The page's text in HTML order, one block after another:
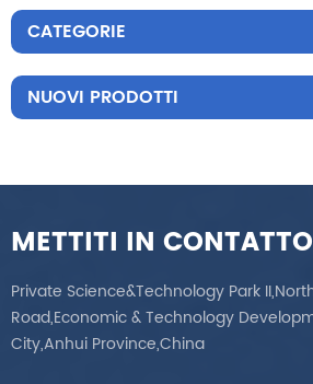
CATEGORIE
NUOVI PRODOTTI
METTITI IN CONTATTO
Private Science&Technology Park
Road,Economic & Technology
City,Anhui Province,China